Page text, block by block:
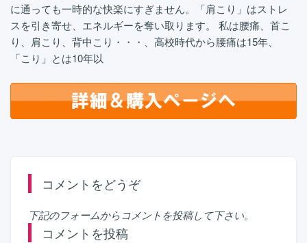
に通っても一時的な快楽にすぎません。「肩こり」はストレ
スを引き寄せ、エネルギーを奪い取ります。 私は腰痛、首こ
り、肩こり、背中こり・・・、高校時代から腰痛は15年、
「こり」とは10年以
コメントをどうぞ
下記のフォームからコメントを投稿して下さい。
コメントを投稿